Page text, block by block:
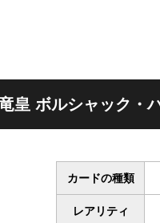
皇 ボルシャック・
カードの種類
レアリティ